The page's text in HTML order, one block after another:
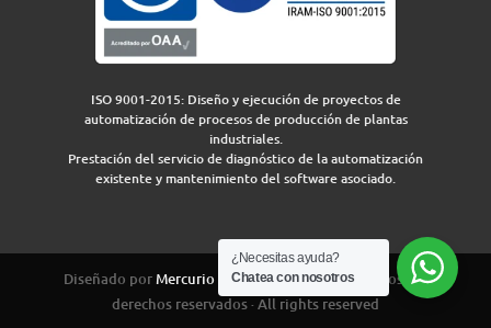
ISO 9001-2015: Diseño y ejecución de proyectos de
automatización de procesos de producción de plantas
industriales.
Prestación del servicio de diagnóstico de la automatización
existente y mantenimiento del software asociado.
Diseñado porMercurio Grouppara IEA 2026 · Todos los
derechos reservados · All rights reserved
¿Necesitas ayuda?
Chatea con nosotros